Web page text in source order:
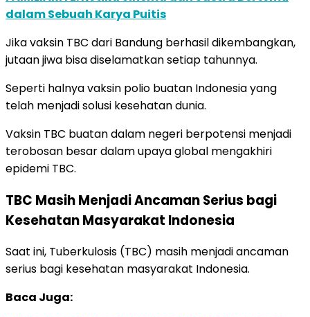
dalam Sebuah Karya Puitis
Jika vaksin TBC dari Bandung berhasil dikembangkan,
jutaan jiwa bisa diselamatkan setiap tahunnya.
Seperti halnya vaksin polio buatan Indonesia yang
telah menjadi solusi kesehatan dunia.
Vaksin TBC buatan dalam negeri berpotensi menjadi
terobosan besar dalam upaya global mengakhiri
epidemi TBC.
TBC Masih Menjadi Ancaman Serius bagi
Kesehatan Masyarakat Indonesia
Saat ini, Tuberkulosis (TBC) masih menjadi ancaman
serius bagi kesehatan masyarakat Indonesia.
Baca Juga: